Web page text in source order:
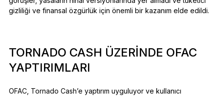
gizliliği ve finansal özgürlük için önemli bir kazanım elde edildi.
TORNADO CASH ÜZERINDE OFAC
YAPTIRIMLARI
OFAC, Tornado Cash’e yaptırım uyguluyor ve kullanıcı